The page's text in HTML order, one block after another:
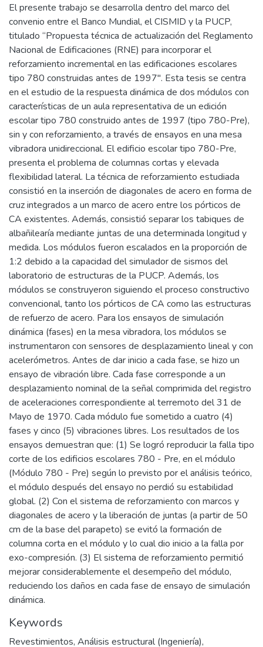
El presente trabajo se desarrolla dentro del marco del
convenio entre el Banco Mundial, el CISMID y la PUCP,
titulado “Propuesta técnica de actualización del Reglamento
Nacional de Edificaciones (RNE) para incorporar el
reforzamiento incremental en las edificaciones escolares
tipo 780 construidas antes de 1997". Esta tesis se centra
en el estudio de la respuesta dinámica de dos módulos con
características de un aula representativa de un edición
escolar tipo 780 construido antes de 1997 (tipo 780-Pre),
sin y con reforzamiento, a través de ensayos en una mesa
vibradora unidireccional. El edificio escolar tipo 780-Pre,
presenta el problema de columnas cortas y elevada
flexibilidad lateral. La técnica de reforzamiento estudiada
consistió en la inserción de diagonales de acero en forma de
cruz integrados a un marco de acero entre los pórticos de
CA existentes. Además, consistió separar los tabiques de
albañilearía mediante juntas de una determinada longitud y
medida. Los módulos fueron escalados en la proporción de
1:2 debido a la capacidad del simulador de sismos del
laboratorio de estructuras de la PUCP. Además, los
módulos se construyeron siguiendo el proceso constructivo
convencional, tanto los pórticos de CA como las estructuras
de refuerzo de acero. Para los ensayos de simulación
dinámica (fases) en la mesa vibradora, los módulos se
instrumentaron con sensores de desplazamiento lineal y con
acelerómetros. Antes de dar inicio a cada fase, se hizo un
ensayo de vibración libre. Cada fase corresponde a un
desplazamiento nominal de la señal comprimida del registro
de aceleraciones correspondiente al terremoto del 31 de
Mayo de 1970. Cada módulo fue sometido a cuatro (4)
fases y cinco (5) vibraciones libres. Los resultados de los
ensayos demuestran que: (1) Se logró reproducir la falla tipo
corte de los edificios escolares 780 - Pre, en el módulo
(Módulo 780 - Pre) según lo previsto por el análisis teórico,
el módulo después del ensayo no perdió su estabilidad
global. (2) Con el sistema de reforzamiento con marcos y
diagonales de acero y la liberación de juntas (a partir de 50
cm de la base del parapeto) se evitó la formación de
columna corta en el módulo y lo cual dio inicio a la falla por
exo-compresión. (3) El sistema de reforzamiento permitió
mejorar considerablemente el desempeño del módulo,
reduciendo los daños en cada fase de ensayo de simulación
dinámica.
Keywords
Revestimientos, Análisis estructural (Ingeniería),